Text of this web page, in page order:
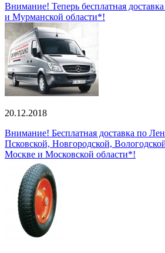
Внимание! Теперь бесплатная
и Мурманской области*!
20.12.2018
Внимание! Бесплатная доставка по
Псковской, Новгородской,
Москве и Московской области*!